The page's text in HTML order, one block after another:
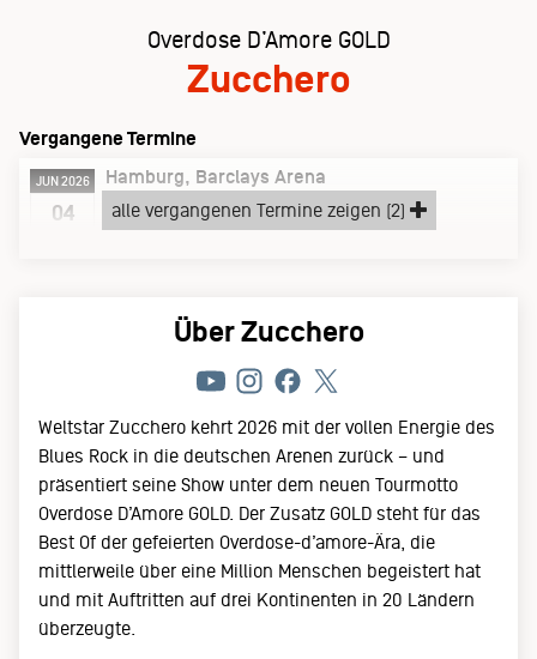
Overdose D’Amore GOLD
Zucchero
Vergangene Termine
JUN 2026
04
Hamburg
Barclays Arena
Donnerstag, 04.06.26
alle vergangenen Termine zeigen (2)
Über Zucchero
Weltstar Zucchero kehrt 2026 mit der vollen Energie des
Blues Rock in die deutschen Arenen zurück – und
präsentiert seine Show unter dem neuen Tourmotto
Overdose D’Amore GOLD. Der Zusatz GOLD steht für das
Best Of der gefeierten Overdose-d’amore-Ära, die
mittlerweile über eine Million Menschen begeistert hat
und mit Auftritten auf drei Kontinenten in 20 Ländern
überzeugte.